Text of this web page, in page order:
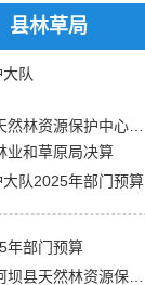
县林草局
队
业和草原局决算
队2025年部门预算
年部门预算